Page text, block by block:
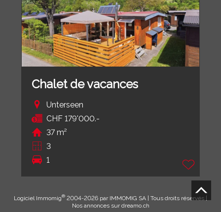
Chalet de vacances
Unterseen
CHF 179'000.-
37 m²
3
1
Logiciel Immomig® 2004-2026 par IMMOMIG SA | Tous droits réservés |
Nos annonces surdreamo.ch